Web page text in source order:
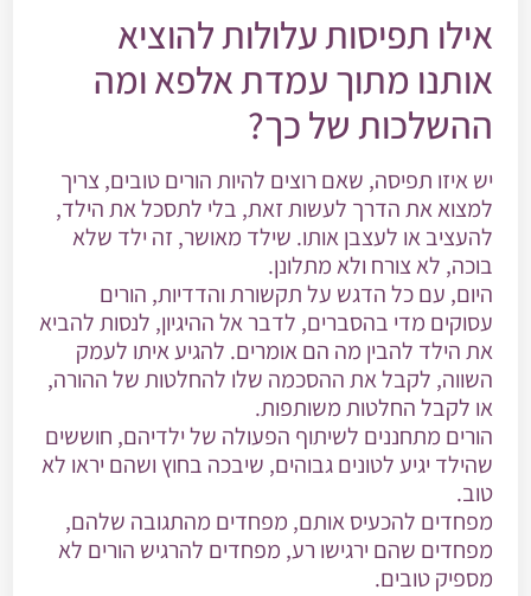
אילו תפיסות עלולות להוציא
אותנו מתוך עמדת אלפא ומה
ההשלכות של כך?
יש איזו תפיסה, שאם רוצים להיות הורים טובים, צריך
למצוא את הדרך לעשות זאת, בלי לתסכל את הילד,
להעציב או לעצבן אותו. שילד מאושר, זה ילד שלא
בוכה, לא צורח ולא מתלונן.
היום, עם כל הדגש על תקשורת והדדיות, הורים
עסוקים מדי בהסברים, לדבר אל ההיגיון, לנסות להביא
את הילד להבין מה הם אומרים. להגיע איתו לעמק
השווה, לקבל את ההסכמה שלו להחלטות של ההורה,
או לקבל החלטות משותפות.
הורים מתחננים לשיתוף הפעולה של ילדיהם, חוששים
שהילד יגיע לטונים גבוהים, שיבכה בחוץ ושהם יראו לא
טוב.
מפחדים להכעיס אותם, מפחדים מהתגובה שלהם,
מפחדים שהם ירגישו רע, מפחדים להרגיש הורים לא
מספיק טובים.